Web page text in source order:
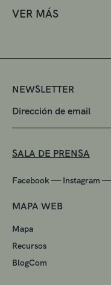
VER MÁS
NEWSLETTER
SALA DE PRENSA
Facebook — Instagram —
MAPA WEB
Mapa
Recursos
BlogCom